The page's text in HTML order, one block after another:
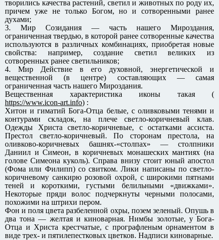
творились качества растений, светил и животных по роду их,
причем уже не только Богом, но и сотворенными ранее
духами;
3. Мир Созидания — часть нашего Мироздания,
ограниченная твердью, в которой ранее сотворенные качества
используются в различных комбинациях, приобретая новые
свойства: например, создание светил великих из
сотворенных ранее светильников;
4. Мир Действие в его духовной, энергетической и
вещественной (в центре) составляющих — самая
ограниченная часть нашего Мироздания.
Вещественная характеристика иконы такая (
https://www.icon-art.info) :
Хитон и гиматий Бога-Отца белые, с оливковыми тенями и
контурами складок, на плече светло-коричневый клав.
Одежды Христа светло-коричневые, с остатками ассиста.
Престол светло-коричневый. По сторонам престола, на
оливково-коричневых башнях-«столпах» — столпники
Даниил и Симеон, в коричневых монашеских мантиях (на
голове Симеона куколь). Справа внизу стоит юный апостол
(Фома или Филипп) со свитком. Лики написаны по светло-
коричневому санкирю розовой охрой, с широкими пятнами
теней и короткими, густыми белильными «движками».
Некоторые пряди волос подчеркнуты черными полосами,
похожими на штрихи пером.
Фон и поля цвета разбеленной охры, позем зеленый. Опушь в
два тона — желтая и киноварная. Нимбы золотые, у Бога-
Отца и Христа крестчатые, с прографленым орнаментом в
виде трех- и пятилепестковых цветков. Надписи киноварные.